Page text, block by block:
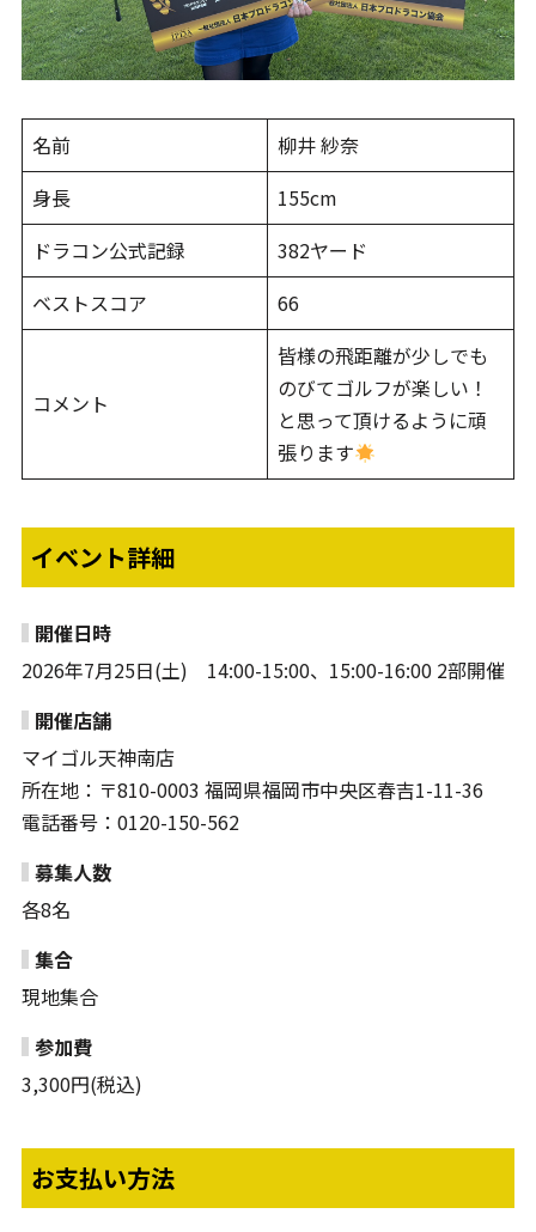
名前
柳井 紗奈
身長
155cm
ドラコン公式記録
382ヤード
ベストスコア
66
コメント
皆様の飛距離が少しでも
のびてゴルフが楽しい！
と思って頂けるように頑
張ります
イベント詳細
開催日時
2026年7月25日(土) 14:00-15:00、15:00-16:00 2部開催
開催店舗
マイゴル天神南店
所在地：〒810-0003 福岡県福岡市中央区春吉1-11-36
電話番号：0120-150-562
募集人数
各8名
集合
現地集合
参加費
3,300円(税込)
お支払い方法